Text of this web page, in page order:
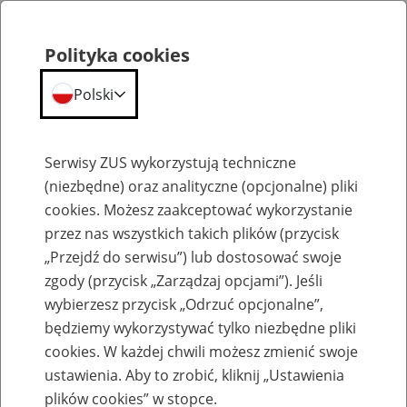
Szkolenia
Zaproś ZUS do siebie: Aktywni 50+
Polityka cookies
Polski
Serwisy ZUS wykorzystują techniczne
(niezbędne) oraz analityczne (opcjonalne) pliki
cookies. Możesz zaakceptować wykorzystanie
przez nas wszystkich takich plików (przycisk
„Przejdź do serwisu”) lub dostosować swoje
zgody (przycisk „Zarządzaj opcjami”). Jeśli
wybierzesz przycisk „Odrzuć opcjonalne”,
będziemy wykorzystywać tylko niezbędne pliki
cookies. W każdej chwili możesz zmienić swoje
ustawienia. Aby to zrobić, kliknij „Ustawienia
plików cookies” w stopce.